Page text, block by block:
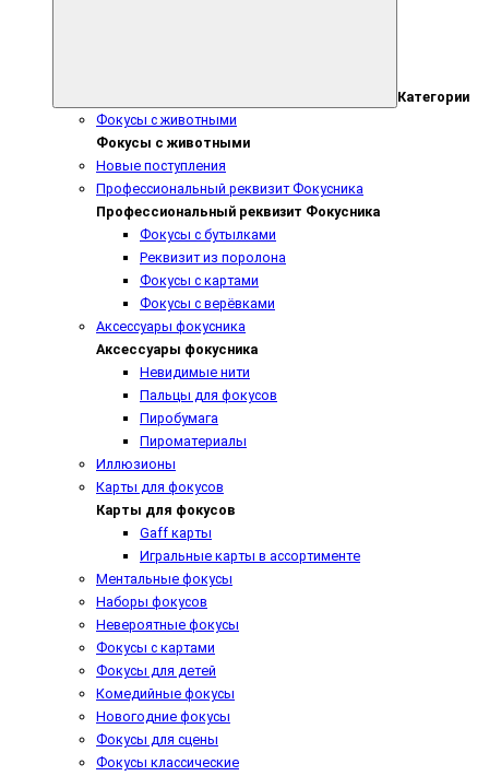
Категории
Фокусы с животными
Фокусы с животными
Новые поступления
Профессиональный реквизит Фокусника
Профессиональный реквизит Фокусника
Фокусы с бутылками
Реквизит из поролона
Фокусы с картами
Фокусы с верёвками
Аксессуары фокусника
Аксессуары фокусника
Невидимые нити
Пальцы для фокусов
Пиробумага
Пироматериалы
Иллюзионы
Карты для фокусов
Карты для фокусов
Gaff карты
Игральные карты в ассортименте
Ментальные фокусы
Наборы фокусов
Невероятные фокусы
Фокусы с картами
Фокусы для детей
Комедийные фокусы
Новогодние фокусы
Фокусы для сцены
Фокусы классические